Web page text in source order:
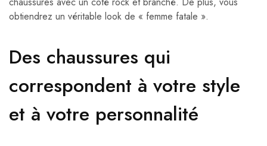
obtiendrez un véritable look de « femme fatale ».
Des chaussures qui
correspondent à votre style
et à votre personnalité